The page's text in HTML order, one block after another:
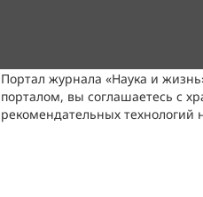
Портал журнала «Наука и
порталом, вы соглашаетесь с
рекомендательных технологий